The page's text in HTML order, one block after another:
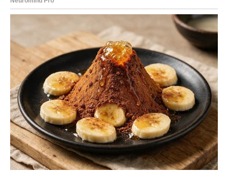
POSAO I NOVAC – STIŽE
NAGRADA ZA SAV VAŠ TRUD
Na poslovnom planu ulazite u veoma važan period.
Iako ste u posljednje vrijeme često imali osjećaj da vaš
trud niko ne primjećuje, sada dolazi vrijeme kada će se
stvari početi mijenjati.
Mnogi Blizanci će tokom narednog perioda dobiti priliku
da pokažu koliko vrijede.